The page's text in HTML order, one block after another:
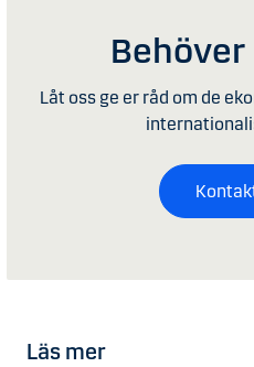
Låt oss ge er råd om de
Läs mer